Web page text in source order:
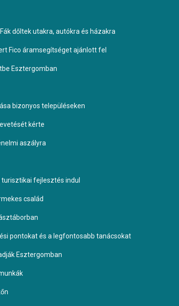
dőltek utakra, autókra és házakra
Fico áramsegítséget ajánlott fel
Esztergomban
bizonyos településeken
kérte
aszályra
fejlesztés indul
család
pontokat és a legfontosabb tanácsokat
Esztergomban